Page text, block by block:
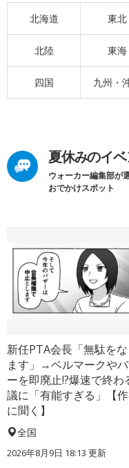
北海道 東北
北陸 東海
四国 九州・
夏休みのイ
ウォーカー編集部が
おでかけスポット
新任PTA会長「無駄を
ます」→ベルマークや
ーを即廃止!?爆速で終わ
議に「有能すぎる」【
に聞く】
全国
2026年8月9日 18:13 更新